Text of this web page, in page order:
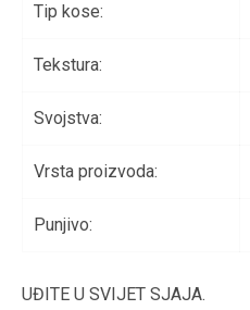
Tip kose:
Tekstura:
Svojstva:
Vrsta proizvoda:
Punjivo:
UĐITE U SVIJET SJAJA.